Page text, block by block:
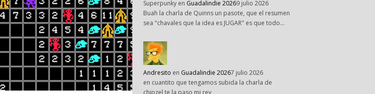
Superpunky en Guadalindie 20269 julio 2026
Buah la charla de Quinns un pasote, que el resumen
sea "chavales que la idea es JUGAR" es que todo…
Andresito en Guadalindie 20267 julio 2026
en cuantito que tengamos subida la charla de